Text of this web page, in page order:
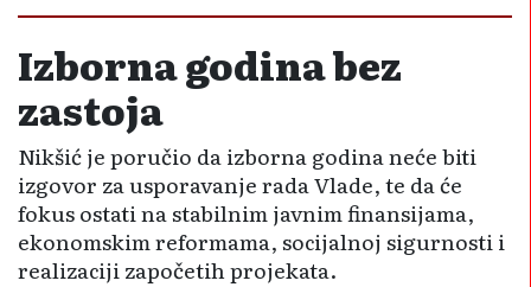
Izborna godina bez
zastoja
Nikšić je poručio da izborna godina neće biti
izgovor za usporavanje rada Vlade, te da će
fokus ostati na stabilnim javnim finansijama,
ekonomskim reformama, socijalnoj sigurnosti i
realizaciji započetih projekata.